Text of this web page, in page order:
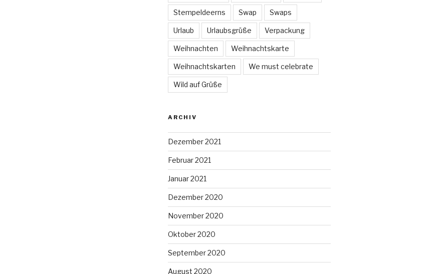
Stempeldeerns Swap Swaps
Urlaub Urlaubsgrüße Verpackung
Weihnachten Weihnachtskarte
Weihnachtskarten We must celebrate
Wild auf Grüße
ARCHIV
Dezember 2021
Februar 2021
Januar 2021
Dezember 2020
November 2020
Oktober 2020
September 2020
August 2020